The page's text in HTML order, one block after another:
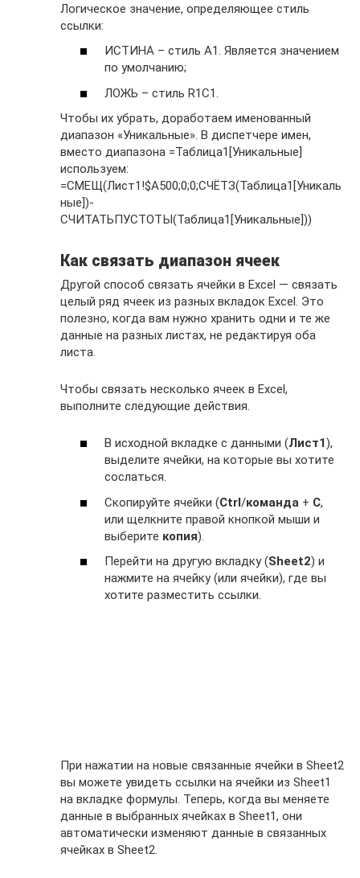
Логическое значение, определяющее стиль
ссылки:
ИСТИНА – стиль A1. Является значением
по умолчанию;
ЛОЖЬ – стиль R1C1.
Чтобы их убрать, доработаем именованный
диапазон «Уникальные». В диспетчере имен,
вместо диапазона =Таблица1[Уникальные]
используем:
=СМЕЩ(Лист1!$A500;0;0;СЧЁТЗ(Таблица1[Уникаль
ные])-
СЧИТАТЬПУСТОТЫ(Таблица1[Уникальные]))
Как связать диапазон ячеек
Другой способ связать ячейки в Excel — связать
целый ряд ячеек из разных вкладок Excel. Это
полезно, когда вам нужно хранить одни и те же
данные на разных листах, не редактируя оба
листа.
Чтобы связать несколько ячеек в Excel,
выполните следующие действия.
В исходной вкладке с данными (Лист1),
выделите ячейки, на которые вы хотите
сослаться.
Скопируйте ячейки (Ctrl/команда + С,
или щелкните правой кнопкой мыши и
выберите копия).
Перейти на другую вкладку (Sheet2) и
нажмите на ячейку (или ячейки), где вы
хотите разместить ссылки.
При нажатии на новые связанные ячейки в Sheet2
вы можете увидеть ссылки на ячейки из Sheet1
на вкладке формулы. Теперь, когда вы меняете
данные в выбранных ячейках в Sheet1, они
автоматически изменяют данные в связанных
ячейках в Sheet2.